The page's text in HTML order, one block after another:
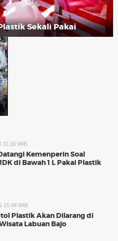
Sekali Pakai
11:26 WIB
Kemenperin Soal
di Bawah 1 L Pakai Plastik
15:48 WIB
Plastik Akan Dilarang di
Labuan Bajo